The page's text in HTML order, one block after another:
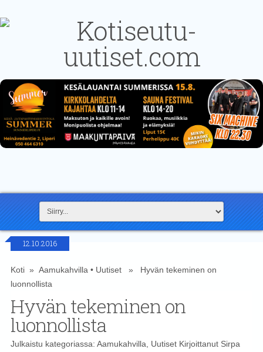
12.10.2016
Koti» Aamukahvilla• Uutiset» Hyvän tekeminen on
luonnollista
Hyvän tekeminen on
luonnollista
Julkaistu kategoriassa: Aamukahvilla, UutisetKirjoittanut Sirpa